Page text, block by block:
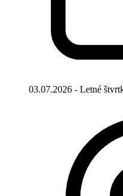
03.07.2026 - Letné